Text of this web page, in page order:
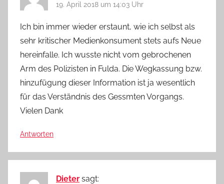
19. April 2018 um 14:03 Uhr
Ich bin immer wieder erstaunt, wie ich selbst als
sehr kritischer Medienkonsument stets aufs Neue
hereinfalle. Ich wusste nicht vom gebrochenen
Arm des Polizisten in Fulda. Die Wegkassung bzw.
hinzufügung dieser Information ist ja wesentlich
für das Verständnis des Gessmten Vorgangs.
Vielen Dank
Antworten
Dieter sagt: